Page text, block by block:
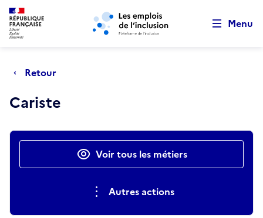
Aller au menu principal Aller au contenu principal
Menu
Retour
Cariste
Actions rapidesVoir tous les métiers
Autres actions
Retour au début de la page
Panneau de gestion des cookies